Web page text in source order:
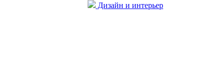
Дизайн и интерьер